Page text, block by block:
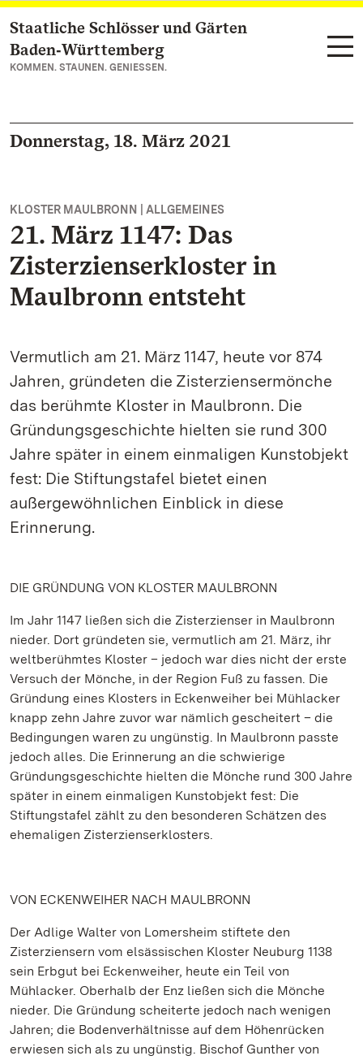
Zum Hauptinhalt springen
Staatliche Schlösser und Gärten
Baden‑Württemberg
KOMMEN. STAUNEN. GENIESSEN.
Donnerstag, 18. März 2021
KLOSTER MAULBRONN | ALLGEMEINES
21. März 1147: Das
Zisterzienserkloster in
Maulbronn entsteht
Vermutlich am 21. März 1147, heute vor 874
Jahren, gründeten die Zisterziensermönche
das berühmte Kloster in Maulbronn. Die
Gründungsgeschichte hielten sie rund 300
Jahre später in einem einmaligen Kunstobjekt
fest: Die Stiftungstafel bietet einen
außergewöhnlichen Einblick in diese
Erinnerung.
DIE GRÜNDUNG VON KLOSTER MAULBRONN
Im Jahr 1147 ließen sich die Zisterzienser in Maulbronn
nieder. Dort gründeten sie, vermutlich am 21. März, ihr
weltberühmtes Kloster – jedoch war dies nicht der erste
Versuch der Mönche, in der Region Fuß zu fassen. Die
Gründung eines Klosters in Eckenweiher bei Mühlacker
knapp zehn Jahre zuvor war nämlich gescheitert – die
Bedingungen waren zu ungünstig. In Maulbronn passte
jedoch alles. Die Erinnerung an die schwierige
Gründungsgeschichte hielten die Mönche rund 300 Jahre
später in einem einmaligen Kunstobjekt fest: Die
Stiftungstafel zählt zu den besonderen Schätzen des
ehemaligen Zisterzienserklosters.
VON ECKENWEIHER NACH MAULBRONN
Der Adlige Walter von Lomersheim stiftete den
Zisterziensern vom elsässischen Kloster Neuburg 1138
sein Erbgut bei Eckenweiher, heute ein Teil von
Mühlacker. Oberhalb der Enz ließen sich die Mönche
nieder. Die Gründung scheiterte jedoch nach wenigen
Jahren; die Bodenverhältnisse auf dem Höhenrücken
erwiesen sich als zu ungünstig. Bischof Gunther von